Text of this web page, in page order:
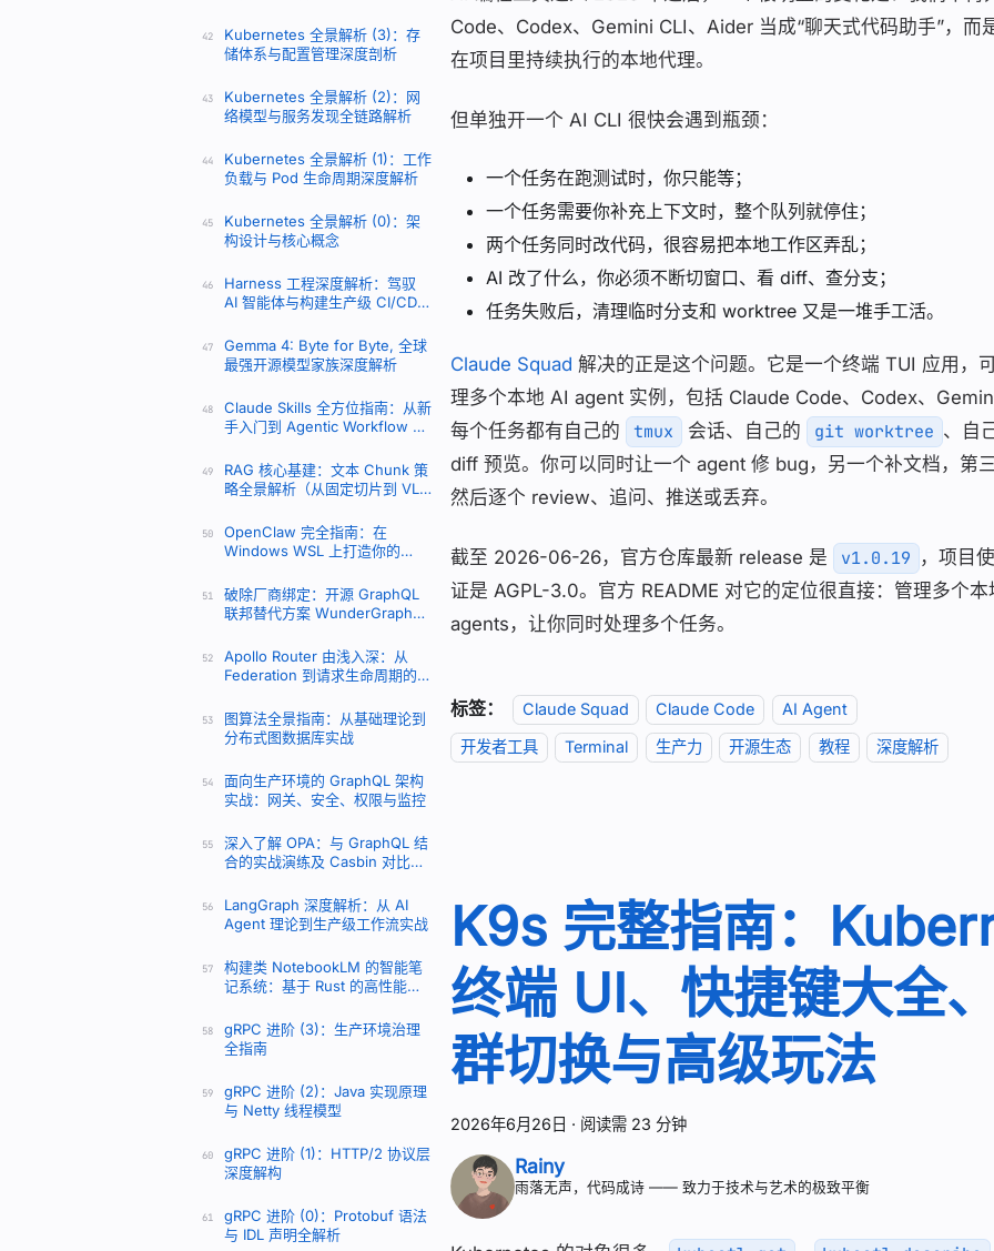
42
Kubernetes 全景解析 (3)：存
储体系与配置管理深度剖析
43
Kubernetes 全景解析 (2)：网
络模型与服务发现全链路解析
44
Kubernetes 全景解析 (1)：工作
负载与 Pod 生命周期深度解析
45
Kubernetes 全景解析 (0)：架
构设计与核心概念
46
Harness 工程深度解析：驾驭
AI 智能体与构建生产级 CI/CD
47
Gemma 4: Byte for Byte, 全球
最强开源模型家族深度解析
48
Claude Skills 全方位指南：从新
手入门到 Agentic Workflow 实
49
RAG 核心基建：文本 Chunk 策
略全景解析（从固定切片到 VLM
50
OpenClaw 完全指南：在
Windows WSL 上打造你的
51
破除厂商绑定：开源 GraphQL
联邦替代方案 WunderGraph
52
Apollo Router 由浅入深：从
Federation 到请求生命周期的全
53
图算法全景指南：从基础理论到
分布式图数据库实战
54
面向生产环境的 GraphQL 架构
实战：网关、安全、权限与监控
55
深入了解 OPA：与 GraphQL 结
合的实战演练及 Casbin 对比分
56
LangGraph 深度解析：从 AI
Agent 理论到生产级工作流实战
57
构建类 NotebookLM 的智能笔
记系统：基于 Rust 的高性能
58
gRPC 进阶 (3)：生产环境治理
全指南
59
gRPC 进阶 (2)：Java 实现原理
与 Netty 线程模型
60
gRPC 进阶 (1)：HTTP/2 协议层
深度解构
61
gRPC 进阶 (0)：Protobuf 语法
与 IDL 声明全解析
Code、Codex、Gemini CLI、Aider 当成“聊天式代码助手”，而
在项目里持续执行的本地代理。
但单独开一个 AI CLI 很快会遇到瓶颈：
一个任务在跑测试时，你只能等；
一个任务需要你补充上下文时，整个队列就停住；
两个任务同时改代码，很容易把本地工作区弄乱；
AI 改了什么，你必须不断切窗口、看 diff、查分支；
任务失败后，清理临时分支和 worktree 又是一堆手工活。
Claude Squad 解决的正是这个问题。它是一个终端 TUI 应用，
理多个本地 AI agent 实例，包括 Claude Code、Codex、
每个任务都有自己的
tmux 会话、自己的 git worktree 、自
diff 预览。你可以同时让一个 agent 修 bug，另一个补文档，第
然后逐个 review、追问、推送或丢弃。
截至 2026-06-26，官方仓库最新 release 是 v1.0.19 ，项目
证是 AGPL-3.0。官方 README 对它的定位很直接：管理多个
agents，让你同时处理多个任务。
标签： Claude Squad Claude Code
AI Agent
开发者工具
Terminal 生产力 开源生态 教程 深度解析
K9s 完整指南：
终端 UI、快捷键大全
群切换与高级玩法
2026年6月26日 · 阅读需 23 分钟
Rainy
雨落无声，代码成诗 —— 致力于技术与艺术的极致平衡